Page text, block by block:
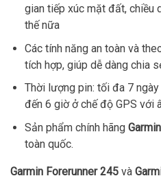
gian tiếp xúc mặt đất, chiều
thế nữa
Các tính năng an toàn và
tích hợp, giúp dễ dàng chia
Thời lượng pin: tối đa 7
đến 6 giờ ở chế độ GPS với
Sản phẩm chính hãng
toàn quốc.
Garmin Forerunner 245 và